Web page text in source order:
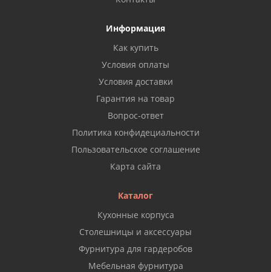
Информация
Как купить
Условия оплаты
Условия доставки
Гарантия на товар
Вопрос-ответ
Политика конфидециальности
Пользовательское соглашение
Карта сайта
Каталог
Кухонные корпуса
Столешницы и аксессуары
Фурнитура для гардеробов
Мебельная фурнитура